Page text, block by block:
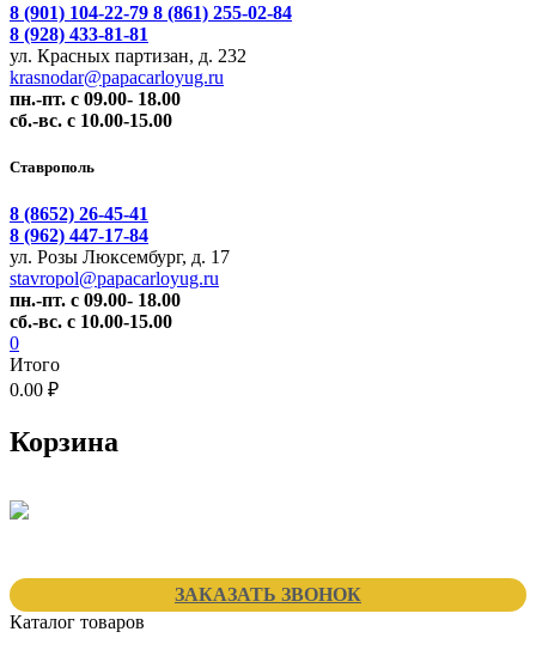
8 (901) 104-22-79 8 (861) 255-02-84
8 (928) 433-81-81
ул. Красных партизан, д. 232
krasnodar@papacarloyug.ru
пн.-пт. с 09.00- 18.00
сб.-вс. с 10.00-15.00
Ставрополь
8 (8652) 26-45-41
8 (962) 447-17-84
ул. Розы Люксембург, д. 17
stavropol@papacarloyug.ru
пн.-пт. с 09.00- 18.00
сб.-вс. с 10.00-15.00
0
Итого
0.00 ₽
Корзина
ЗАКАЗАТЬ ЗВОНОК
Каталог товаров